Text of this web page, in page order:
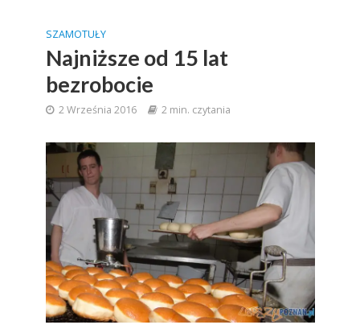
SZAMOTUŁY
Najniższe od 15 lat
bezrobocie
2 Września 2016 2 min. czytania